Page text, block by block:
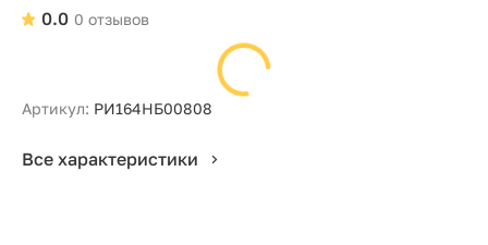
0 отзывов
0.0
Артикул: РИ164НБ00808
Все характеристики